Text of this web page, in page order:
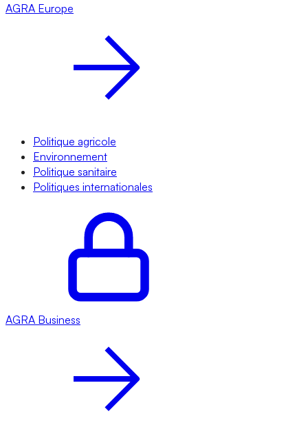
AGRA Europe
Politique agricole
Environnement
Politique sanitaire
Politiques internationales
AGRA Business